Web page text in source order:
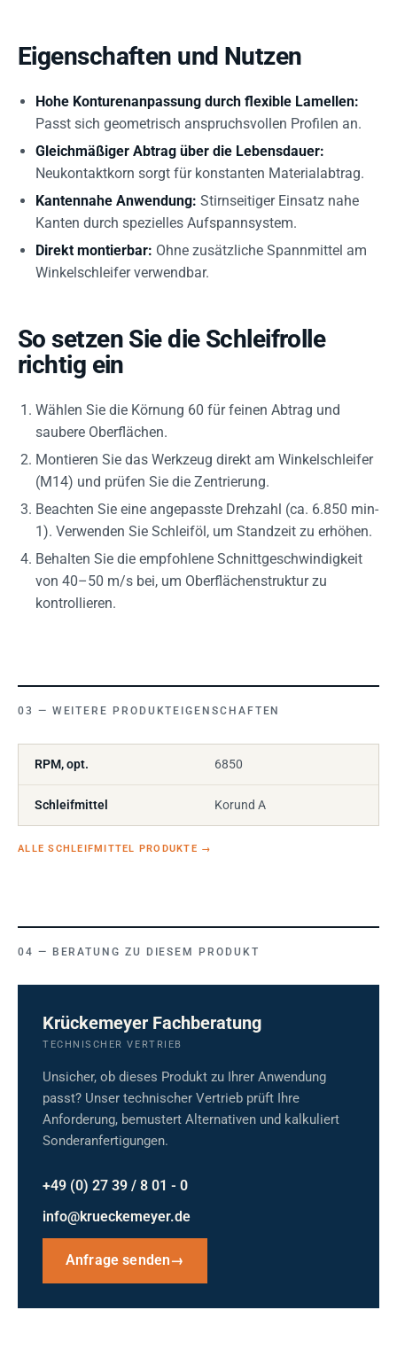
Eigenschaften und Nutzen
Hohe Konturenanpassung durch flexible Lamellen:
Passt sich geometrisch anspruchsvollen Profilen an.
Gleichmäßiger Abtrag über die Lebensdauer:
Neukontaktkorn sorgt für konstanten Materialabtrag.
Kantennahe Anwendung: Stirnseitiger Einsatz nahe
Kanten durch spezielles Aufspannsystem.
Direkt montierbar: Ohne zusätzliche Spannmittel am
Winkelschleifer verwendbar.
So setzen Sie die Schleifrolle
richtig ein
Wählen Sie die Körnung 60 für feinen Abtrag und
saubere Oberflächen.
Montieren Sie das Werkzeug direkt am Winkelschleifer
(M14) und prüfen Sie die Zentrierung.
Beachten Sie eine angepasste Drehzahl (ca. 6.850 min-
1). Verwenden Sie Schleiföl, um Standzeit zu erhöhen.
Behalten Sie die empfohlene Schnittgeschwindigkeit
von 40–50 m/s bei, um Oberflächenstruktur zu
kontrollieren.
WEITERE PRODUKTEIGENSCHAFTEN
RPM, opt. 6850
Schleifmittel Korund A
ALLE SCHLEIFMITTEL PRODUKTE →
BERATUNG ZU DIESEM PRODUKT
Krückemeyer Fachberatung
TECHNISCHER VERTRIEB
Unsicher, ob dieses Produkt zu Ihrer Anwendung
passt? Unser technischer Vertrieb prüft Ihre
Anforderung, bemustert Alternativen und kalkuliert
Sonderanfertigungen.
+49 (0) 27 39 / 8 01 - 0
info@krueckemeyer.de
Anfrage senden→